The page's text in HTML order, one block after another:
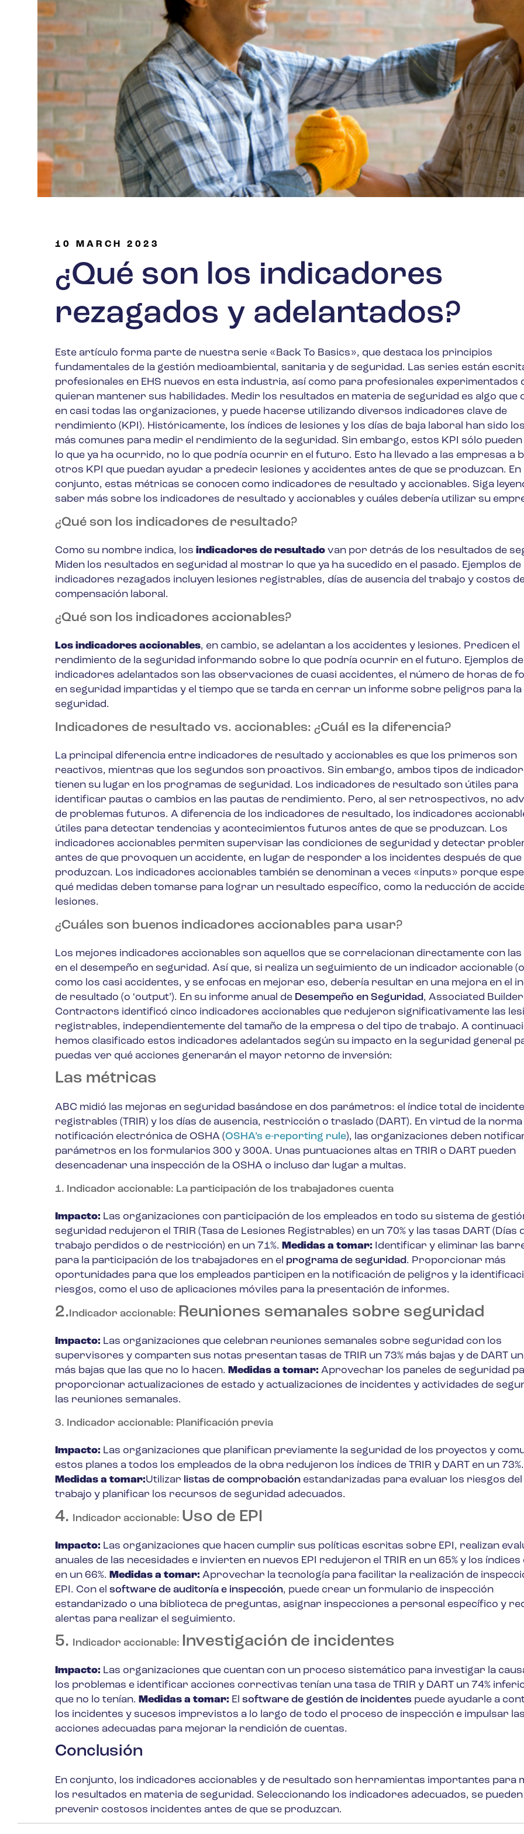
Industria de petróleo y gas
10 MARCH 2023
¿Qué son los indicadores
rezagados y adelantados?
Este artículo forma parte de nuestra serie «Back To Basics», que destaca los principios
fundamentales de la gestión medioambiental, sanitaria y de seguridad. Las series están
profesionales en EHS nuevos en esta industria, así como para profesionales experimentados
quieran mantener sus habilidades. Medir los resultados en materia de seguridad es algo que
en casi todas las organizaciones, y puede hacerse utilizando diversos indicadores clave de
rendimiento (KPI). Históricamente, los índices de lesiones y los días de baja laboral han sido
más comunes para medir el rendimiento de la seguridad. Sin embargo, estos KPI sólo
lo que ya ha ocurrido, no lo que podría ocurrir en el futuro. Esto ha llevado a las empresas a
otros KPI que puedan ayudar a predecir lesiones y accidentes antes de que se produzcan. En
conjunto, estas métricas se conocen como indicadores de resultado y accionables. Siga
saber más sobre los indicadores de resultado y accionables y cuáles debería utilizar su
¿Qué son los indicadores de resultado?
Como su nombre indica, los indicadores de resultadovan por detrás de los resultados de
Miden los resultados en seguridad al mostrar lo que ya ha sucedido en el pasado. Ejemplos de
indicadores rezagados incluyen lesiones registrables, días de ausencia del trabajo y costos
compensación laboral.
¿Qué son los indicadores accionables?
Los indicadores accionables, en cambio, se adelantan a los accidentes y lesiones. Predicen el
rendimiento de la seguridad informando sobre lo que podría ocurrir en el futuro. Ejemplos de
indicadores adelantados son las observaciones de cuasi accidentes, el número de horas de
en seguridad impartidas y el tiempo que se tarda en cerrar un informe sobre peligros para la
seguridad.
Indicadores de resultado vs. accionables: ¿Cuál es la diferencia?
La principal diferencia entre indicadores de resultado y accionables es que los primeros son
reactivos, mientras que los segundos son proactivos. Sin embargo, ambos tipos de
tienen su lugar en los programas de seguridad. Los indicadores de resultado son útiles para
identificar pautas o cambios en las pautas de rendimiento. Pero, al ser retrospectivos, no
de problemas futuros. A diferencia de los indicadores de resultado, los indicadores
útiles para detectar tendencias y acontecimientos futuros antes de que se produzcan. Los
indicadores accionables permiten supervisar las condiciones de seguridad y detectar
antes de que provoquen un accidente, en lugar de responder a los incidentes después de que
produzcan. Los indicadores accionables también se denominan a veces «inputs» porque
qué medidas deben tomarse para lograr un resultado específico, como la reducción de
lesiones.
¿Cuáles son buenos indicadores accionables para usar?
Los mejores indicadores accionables son aquellos que se correlacionan directamente con
en el desempeño en seguridad. Así que, si realiza un seguimiento de un indicador accionable (o
como los casi accidentes, y se enfocas en mejorar eso, debería resultar en una mejora en el
de resultado (o ‘output’). En su informe anual de Desempeño en Seguridad, Associated
Contractors identificó cinco indicadores accionables que redujeron significativamente las
registrables, independientemente del tamaño de la empresa o del tipo de trabajo. A
hemos clasificado estos indicadores adelantados según su impacto en la seguridad general
puedas ver qué acciones generarán el mayor retorno de inversión:
Las métricas
ABC midió las mejoras en seguridad basándose en dos parámetros: el índice total de
registrables (TRIR) y los días de ausencia, restricción o traslado (DART). En virtud de la norma
notificación electrónica de OSHA (OSHA’s e-reporting rule), las organizaciones deben
parámetros en los formularios 300 y 300A. Unas puntuaciones altas en TRIR o DART pueden
desencadenar una inspección de la OSHA o incluso dar lugar a multas.
1. Indicador accionable: La participación de los trabajadores cuenta
Impacto: Las organizaciones con participación de los empleados en todo su sistema de
seguridad redujeron el TRIR (Tasa de Lesiones Registrables) en un 70% y las tasas DART (Días
trabajo perdidos o de restricción) en un 71%. Medidas a tomar: Identificar y eliminar las
para la participación de los trabajadores en el programa de seguridad. Proporcionar más
oportunidades para que los empleados participen en la notificación de peligros y la
riesgos, como el uso de aplicaciones móviles para la presentación de informes.
2.Indicador accionable: Reuniones semanales sobre seguridad
Impacto: Las organizaciones que celebran reuniones semanales sobre seguridad con los
supervisores y comparten sus notas presentan tasas de TRIR un 73% más bajas y de DART un
más bajas que las que no lo hacen. Medidas a tomar: Aprovechar los paneles de seguridad
proporcionar actualizaciones de estado y actualizaciones de incidentes y actividades de
las reuniones semanales.
3. Indicador accionable: Planificación previa
Impacto: Las organizaciones que planifican previamente la seguridad de los proyectos y
estos planes a todos los empleados de la obra redujeron los índices de TRIR y DART en un 73%.
Medidas a tomar:Utilizar listas de comprobaciónestandarizadas para evaluar los riesgos del
trabajo y planificar los recursos de seguridad adecuados.
4. Indicador accionable: Uso de EPI
Impacto: Las organizaciones que hacen cumplir sus políticas escritas sobre EPI, realizan
anuales de las necesidades e invierten en nuevos EPI redujeron el TRIR en un 65% y los índices
en un 66%. Medidas a tomar: Aprovechar la tecnología para facilitar la realización de
EPI. Con el software de auditoría e inspección, puede crear un formulario de inspección
estandarizado o una biblioteca de preguntas, asignar inspecciones a personal específico y
alertas para realizar el seguimiento.
5. Indicador accionable: Investigación de incidentes
Impacto: Las organizaciones que cuentan con un proceso sistemático para investigar la
los problemas e identificar acciones correctivas tenían una tasa de TRIR y DART un 74%
que no lo tenían. Medidas a tomar: El software de gestión de incidentespuede ayudarle a
los incidentes y sucesos imprevistos a lo largo de todo el proceso de inspección e impulsar las
acciones adecuadas para mejorar la rendición de cuentas.
Conclusión
En conjunto, los indicadores accionables y de resultado son herramientas importantes para
los resultados en materia de seguridad. Seleccionando los indicadores adecuados, se pueden
prevenir costosos incidentes antes de que se produzcan.